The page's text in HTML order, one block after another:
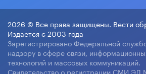
2026 © Все права защищены. Вести
Издается с 2003 года
Зарегистрировано Федеральной
надзору в сфере связи,
технологий и массовых коммуникаций.
Свидетельство о регистрации СМИ